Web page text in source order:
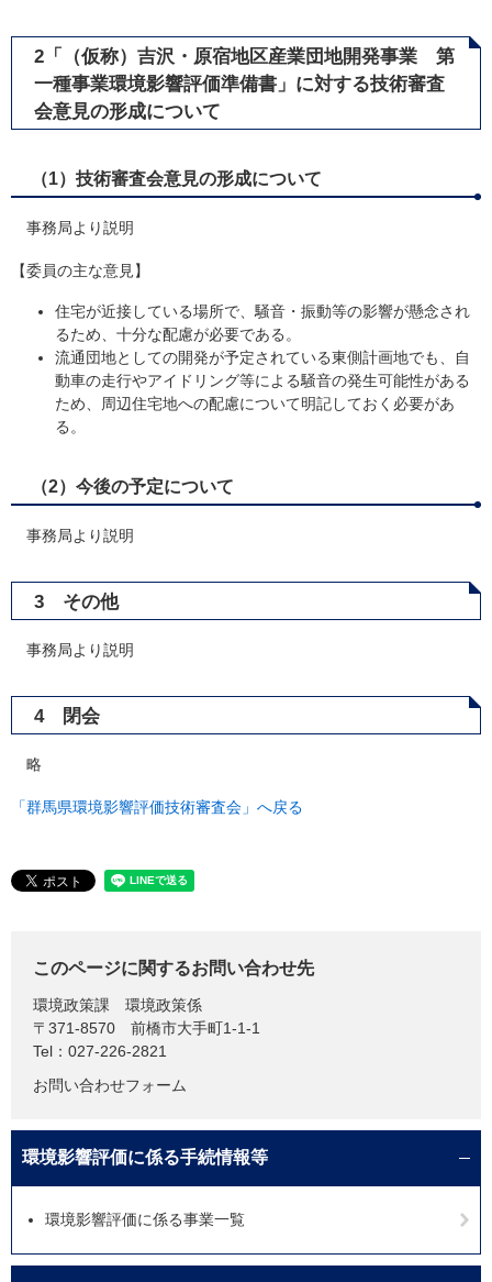
2「（仮称）吉沢・原宿地区産業団地開発事業 第
一種事業環境影響評価準備書」に対する技術審査
会意見の形成について
（1）技術審査会意見の形成について
事務局より説明
【委員の主な意見】
住宅が近接している場所で、騒音・振動等の影響が懸念され
るため、十分な配慮が必要である。
流通団地としての開発が予定されている東側計画地でも、自
動車の走行やアイドリング等による騒音の発生可能性がある
ため、周辺住宅地への配慮について明記しておく必要があ
る。
（2）今後の予定について
事務局より説明
3 その他
事務局より説明
4 閉会
略
「群馬県環境影響評価技術審査会」へ戻る
このページに関するお問い合わせ先
環境政策課
環境政策係
〒371-8570
前橋市大手町1-1-1
Tel：027-226-2821
お問い合わせフォーム
環境影響評価に係る手続情報等
環境影響評価に係る事業一覧